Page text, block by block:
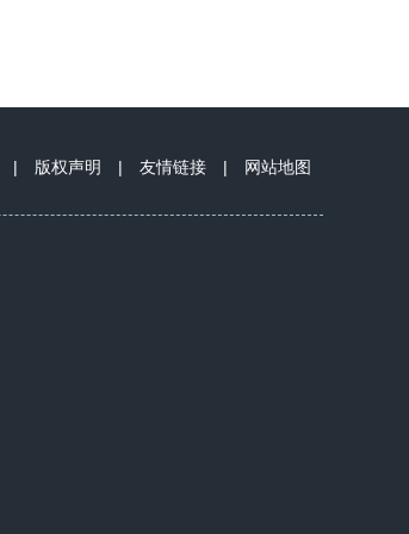
| 版权声明 | 友情链接 | 网站地图